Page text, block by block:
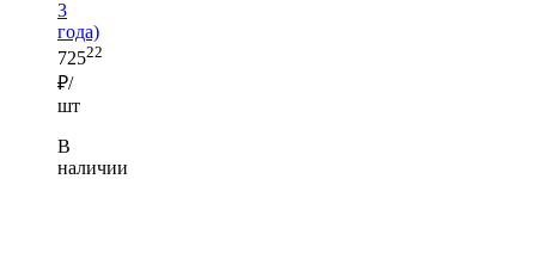
3
года)
72522
₽/
шт
В
наличии